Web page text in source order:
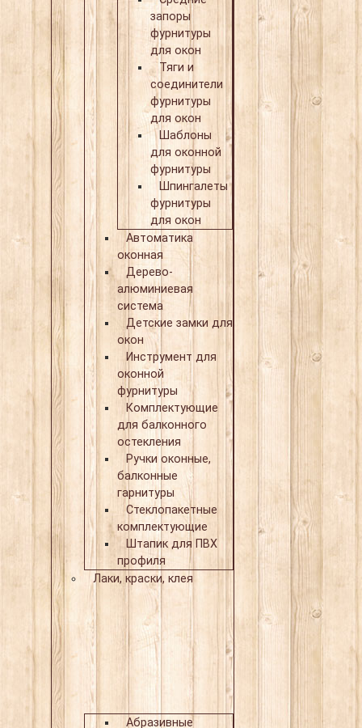
запоры
фурнитуры
для окон
Тяги и
соединители
фурнитуры
для окон
Шаблоны
для оконной
фурнитуры
Шпингалеты
фурнитуры
для окон
Автоматика
оконная
Дерево-
алюминиевая
система
Детские замки для
окон
Инструмент для
оконной
фурнитуры
Комплектующие
для балконного
остекления
Ручки оконные,
балконные
гарнитуры
Стеклопакетные
комплектующие
Штапик для ПВХ
профиля
Лаки, краски, клея
Абразивные